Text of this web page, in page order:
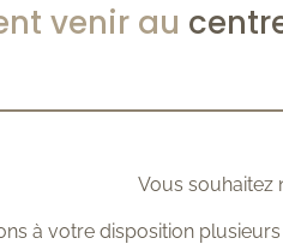
venir au
Vous souhaitez
à votre disposition